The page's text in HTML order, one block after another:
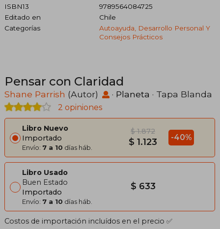
ISBN13
9789564084725
Editado en
Chile
Categorías
Autoayuda, Desarrollo Personal Y
Consejos Prácticos
Pensar con Claridad
Shane Parrish (Autor) · Planeta · Tapa Blanda
2 opiniones
Libro Nuevo
Importado
Envío: 7 a 10 días háb.
$ 1.872
$ 1.123 -40%
Libro Usado
Buen Estado
Importado
Envío: 7 a 10 días háb.
$ 633
Costos de importación incluídos en el precio ✅